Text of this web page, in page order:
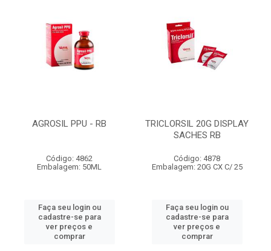
AGROSIL PPU - RB
Código: 4862
Embalagem: 50ML
Faça seu login ou
cadastre-se para
ver preços e
comprar
TRICLORSIL 20G DISPLAY
SACHES RB
Código: 4878
Embalagem: 20G CX C/ 25
Faça seu login ou
cadastre-se para
ver preços e
comprar